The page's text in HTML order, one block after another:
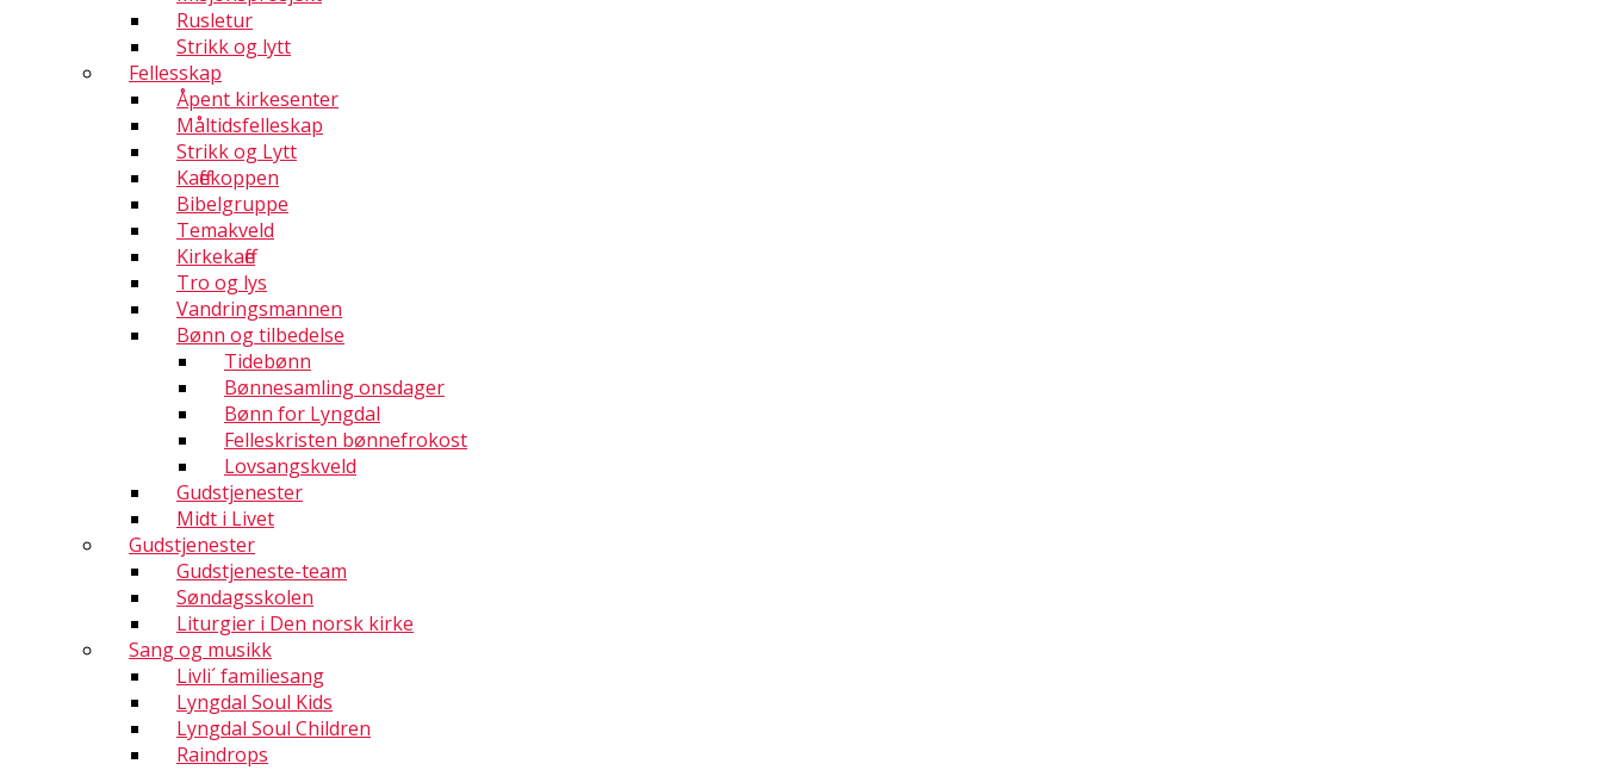
Rusletur
Strikk og lytt
Fellesskap
Åpent kirkesenter
Måltidsfelleskap
Strikk og Lytt
Kaffekoppen
Bibelgruppe
Temakveld
Kirkekaffe
Tro og lys
Vandringsmannen
Bønn og tilbedelse
Tidebønn
Bønnesamling onsdager
Bønn for Lyngdal
Felleskristen bønnefrokost
Lovsangskveld
Gudstjenester
Midt i Livet
Gudstjenester
Gudstjeneste-team
Søndagsskolen
Liturgier i Den norsk kirke
Sang og musikk
Livli´ familiesang
Lyngdal Soul Kids
Lyngdal Soul Children
Raindrops